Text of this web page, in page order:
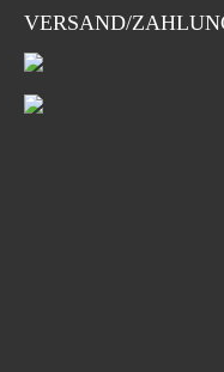
VERSAND/